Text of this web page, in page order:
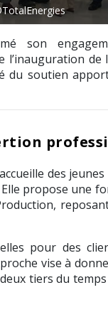
son
l’inauguration de
du soutien
des
propose une
pour des
vise à
tiers du